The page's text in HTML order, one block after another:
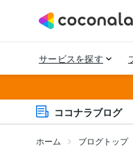
ココナラブログ
ホーム ブログトップ